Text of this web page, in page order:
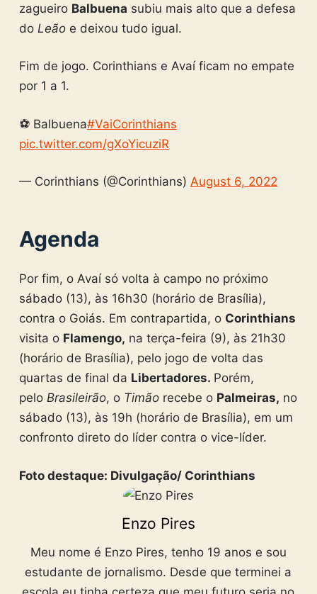
zagueiro Balbuena subiu mais alto que a defesa
do Leão e deixou tudo igual.
Fim de jogo. Corinthians e Avaí ficam no empate
por 1 a 1.
⚽ Balbuena#VaiCorinthians
pic.twitter.com/gXoYicuziR
— Corinthians (@Corinthians) August 6, 2022
Agenda
Por fim, o Avaí só volta à campo no próximo
sábado (13), às 16h30 (horário de Brasília),
contra o Goiás. Em contrapartida, o Corinthians
visita o Flamengo, na terça-feira (9), às 21h30
(horário de Brasília), pelo jogo de volta das
quartas de final da Libertadores. Porém,
pelo Brasileirão, o Timão recebe o Palmeiras, no
sábado (13), às 19h (horário de Brasília), em um
confronto direto do líder contra o vice-líder.
Foto destaque: Divulgação/ Corinthians
Enzo Pires
Meu nome é Enzo Pires, tenho 19 anos e sou
estudante de jornalismo. Desde que terminei a